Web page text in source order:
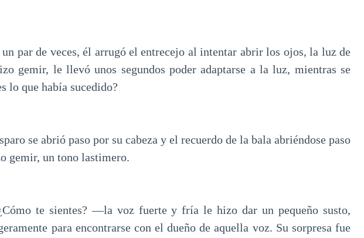
par de veces, él arrugó el entrecejo al intentar abrir los ojos, la luz de
gemir, le llevó unos segundos poder adaptarse a la luz, mientras se
lo que había sucedido?
se abrió paso por su cabeza y el recuerdo de la bala abriéndose paso
gemir, un tono lastimero.
te sientes? —la voz fuerte y fría le hizo dar un pequeño susto,
para encontrarse con el dueño de aquella voz. Su sorpresa fue